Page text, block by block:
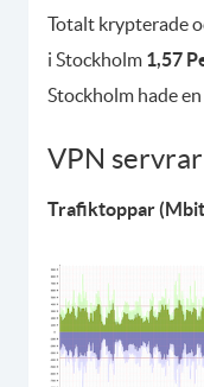
Totalt krypterade
i Stockholm 1,57
Stockholm hade en
VPN
Trafiktoppar